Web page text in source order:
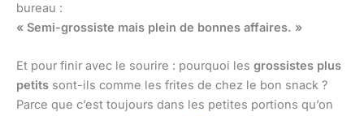
bureau :
« Semi-grossiste mais plein de bonnes affaires. »
Et pour finir avec le sourire : pourquoi les grossistes plus
petits sont-ils comme les frites de chez le bon snack ?
Parce que c’est toujours dans les petites portions qu’on